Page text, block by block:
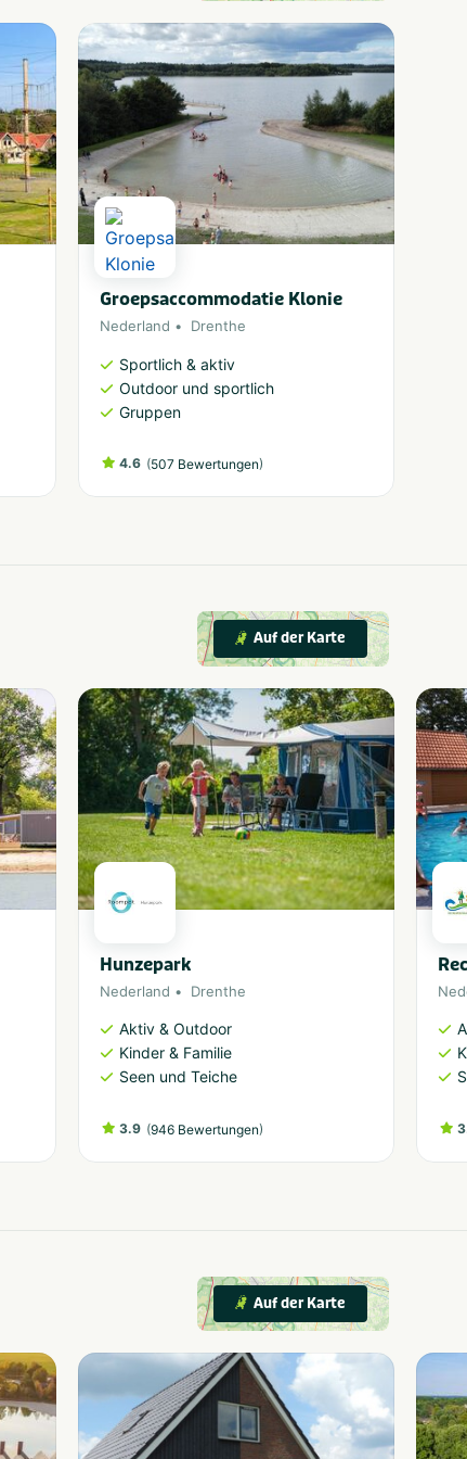
Groepsaccommodatie Klonie
Nederland Drenthe
Sportlich & aktiv
Outdoor und sportlich
Gruppen
4.6 (507 Bewertungen)
Auf der Karte
Hunzepark
Nederland Drenthe
Aktiv & Outdoor
Kinder & Familie
Seen und Teiche
3.9 (946 Bewertungen)
Auf der Karte